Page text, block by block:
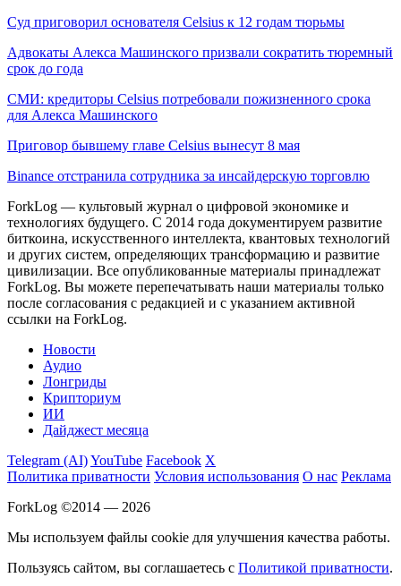
Суд приговорил основателя Celsius к 12 годам тюрьмы
Адвокаты Алекса Машинского призвали сократить тюремный
срок до года
СМИ: кредиторы Celsius потребовали пожизненного срока
для Алекса Машинского
Приговор бывшему главе Celsius вынесут 8 мая
Binance отстранила сотрудника за инсайдерскую торговлю
ForkLog — культовый журнал о цифровой экономике и
технологиях будущего. С 2014 года документируем развитие
биткоина, искусственного интеллекта, квантовых технологий
и других систем, определяющих трансформацию и развитие
цивилизации. Все опубликованные материалы принадлежат
ForkLog. Вы можете перепечатывать наши материалы только
после согласования с редакцией и с указанием активной
ссылки на ForkLog.
Новости
Аудио
Лонгриды
Крипториум
ИИ
Дайджест месяца
Telegram (AI)YouTube Facebook X
Политика приватности Условия использования О нас Реклама
ForkLog ©2014 — 2026
Мы используем файлы cookie для улучшения качества работы.
Пользуясь сайтом, вы соглашаетесь с Политикой приватности.